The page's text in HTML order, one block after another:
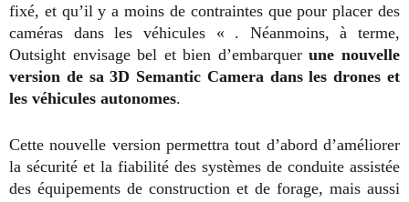
fixé, et qu’il y a moins de contraintes que pour placer des
caméras dans les véhicules « . Néanmoins, à terme,
Outsight envisage bel et bien d’embarquerune nouvelle
version de sa 3D Semantic Camera dans les drones et
les véhicules autonomes.
Cette nouvelle version permettra tout d’abord d’améliorer
la sécurité et la fiabilité des systèmes de conduite assistée
des équipements de construction et de forage, mais aussi